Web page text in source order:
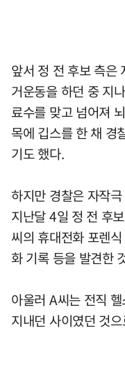
앞서 정 전 후보 측은
거운동을 하던 중 지
료수를 맞고 넘어져
목에 깁스를 한 채 경
기도 했다.
하지만 경찰은 자작
지난달 4일 정 전 후
씨의 휴대전화 포렌
화 기록 등을 발견한
아울러 A씨는 전직
지내던 사이였던 것